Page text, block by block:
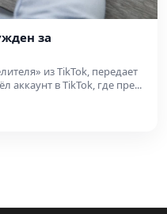
за
из TikTok, передает
аккаунт в TikTok, где пре...